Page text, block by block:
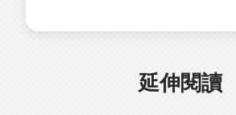
延伸閱讀